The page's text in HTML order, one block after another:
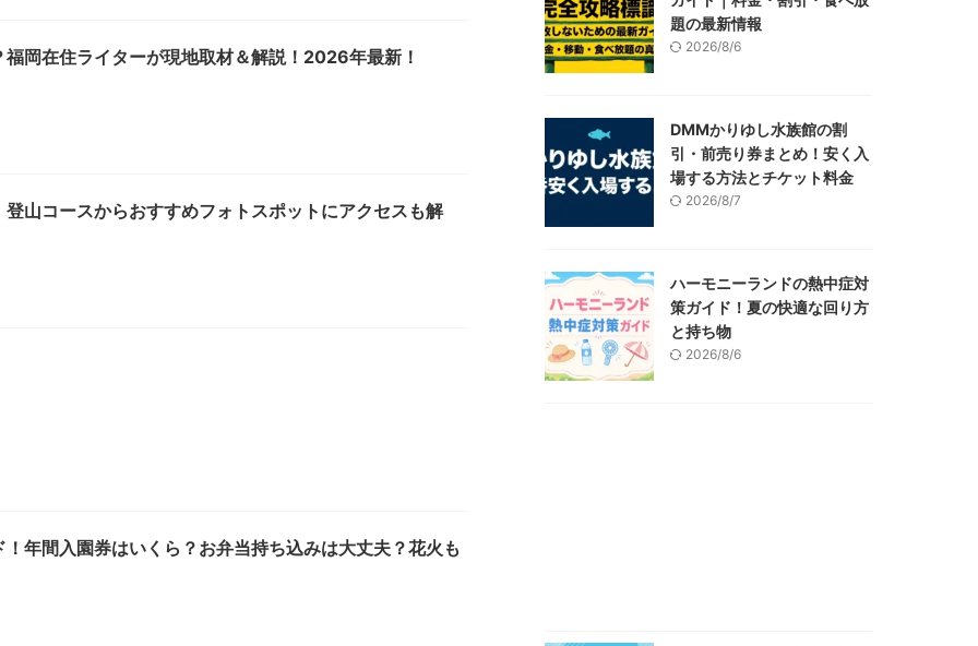
岡在住ライターが現地取材＆解説！2026年最新！
山コースからおすすめフォトスポットにアクセスも解
年間入園券はいくら？お弁当持ち込みは大丈夫？花火も
題の最新情報
2026/8/6
DMMかりゆし水族館の割
引・前売り券まとめ！安く入
場する方法とチケット料金
2026/8/7
ハーモニーランドの熱中症対
策ガイド！夏の快適な回り方
と持ち物
2026/8/6